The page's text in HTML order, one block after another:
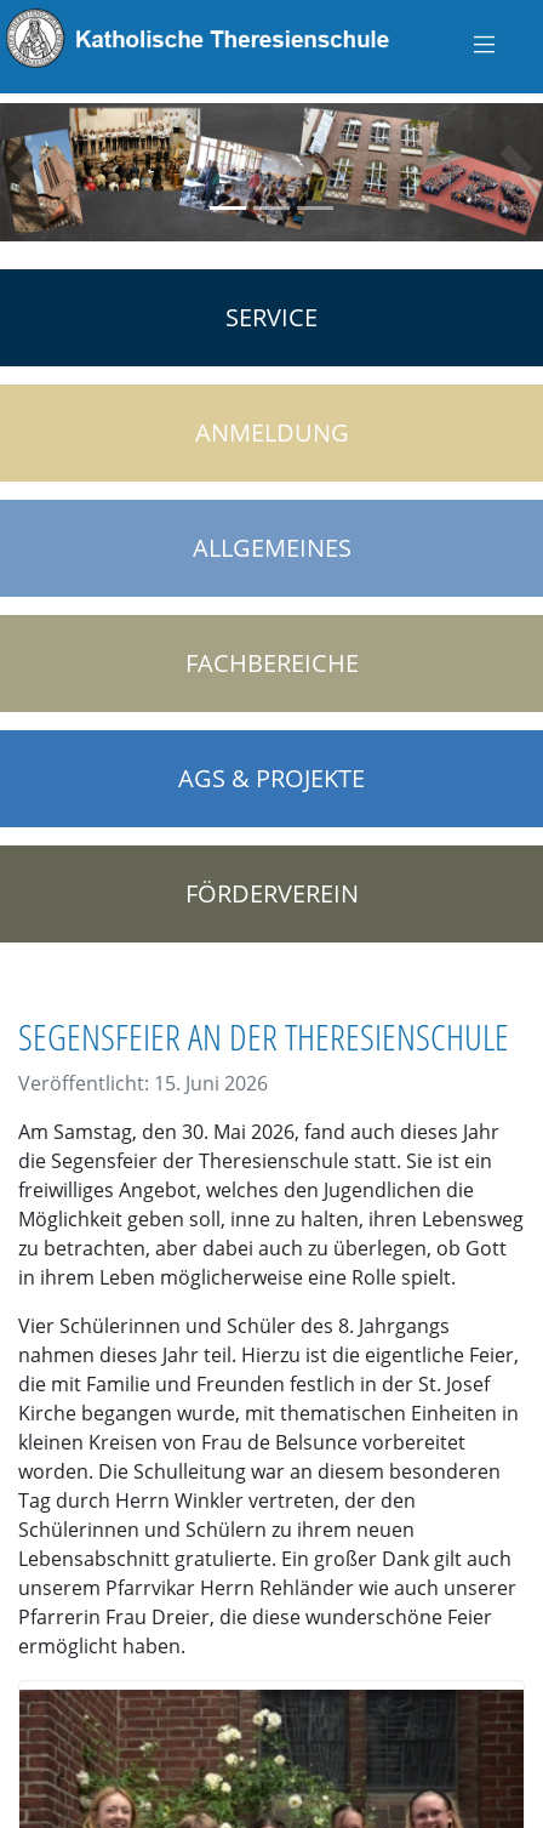
zurück
SERVICE
ANMELDUNG
ALLGEMEINES
FACHBEREICHE
AGS & PROJEKTE
FÖRDERVEREIN
SEGENSFEIER AN DER THERESIENSCHULE
Veröffentlicht: 15. Juni 2026
Am Samstag, den 30. Mai 2026, fand auch dieses Jahr
die Segensfeier der Theresienschule statt. Sie ist ein
freiwilliges Angebot, welches den Jugendlichen die
Möglichkeit geben soll, inne zu halten, ihren Lebensweg
zu betrachten, aber dabei auch zu überlegen, ob Gott
in ihrem Leben möglicherweise eine Rolle spielt.
Vier Schülerinnen und Schüler des 8. Jahrgangs
nahmen dieses Jahr teil. Hierzu ist die eigentliche Feier,
die mit Familie und Freunden festlich in der St. Josef
Kirche begangen wurde, mit thematischen Einheiten in
kleinen Kreisen von Frau de Belsunce vorbereitet
worden. Die Schulleitung war an diesem besonderen
Tag durch Herrn Winkler vertreten, der den
Schülerinnen und Schülern zu ihrem neuen
Lebensabschnitt gratulierte. Ein großer Dank gilt auch
unserem Pfarrvikar Herrn Rehländer wie auch unserer
Pfarrerin Frau Dreier, die diese wunderschöne Feier
ermöglicht haben.